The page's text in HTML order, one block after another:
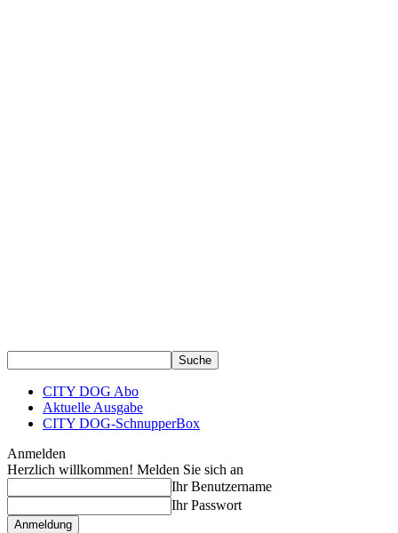
CITY DOG Abo
Aktuelle Ausgabe
CITY DOG-SchnupperBox
Anmelden
Herzlich willkommen! Melden Sie sich an
Ihr Benutzername
Ihr Passwort